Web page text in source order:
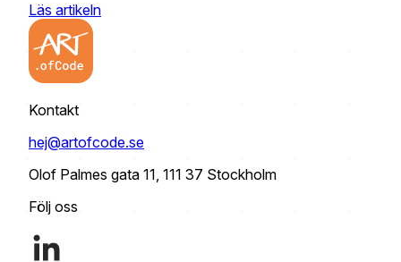
Läs artikeln
Kontakt
hej@artofcode.se
Olof Palmes gata 11, 111 37 Stockholm
Följ oss